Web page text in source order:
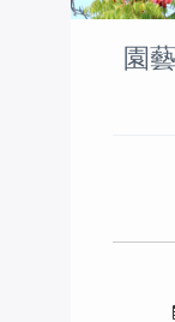
園